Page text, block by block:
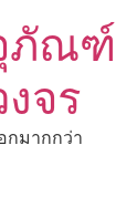
ภัณฑ์
จร
กมากกว่า